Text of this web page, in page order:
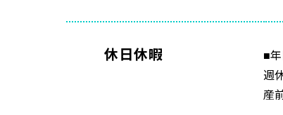
休日休暇
■
週
産